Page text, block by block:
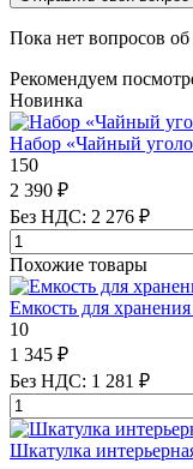
Пока нет вопросов
Рекомендуем
Новинка
Набор «Чайный
150
2 390 ₽
Без НДС: 2 276 ₽
Похожие товары
Емкость для
10
1 345 ₽
Без НДС: 1 281 ₽
Шкатулка